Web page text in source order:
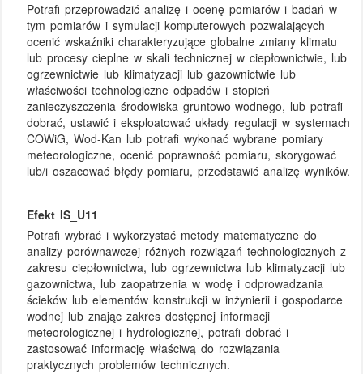
Potrafi przeprowadzić analizę i ocenę pomiarów i badań w
tym pomiarów i symulacji komputerowych pozwalających
ocenić wskaźniki charakteryzujące globalne zmiany klimatu
lub procesy cieplne w skali technicznej w ciepłownictwie, lub
ogrzewnictwie lub klimatyzacji lub gazownictwie lub
właściwości technologiczne odpadów i stopień
zanieczyszczenia środowiska gruntowo-wodnego, lub potrafi
dobrać, ustawić i eksploatować układy regulacji w systemach
COWiG, Wod-Kan lub potrafi wykonać wybrane pomiary
meteorologiczne, ocenić poprawność pomiaru, skorygować
lub/i oszacować błędy pomiaru, przedstawić analizę wyników.
Efekt IS_U11
Potrafi wybrać i wykorzystać metody matematyczne do
analizy porównawczej różnych rozwiązań technologicznych z
zakresu ciepłownictwa, lub ogrzewnictwa lub klimatyzacji lub
gazownictwa, lub zaopatrzenia w wodę i odprowadzania
ścieków lub elementów konstrukcji w inżynierii i gospodarce
wodnej lub znając zakres dostępnej informacji
meteorologicznej i hydrologicznej, potrafi dobrać i
zastosować informację właściwą do rozwiązania
praktycznych problemów technicznych.